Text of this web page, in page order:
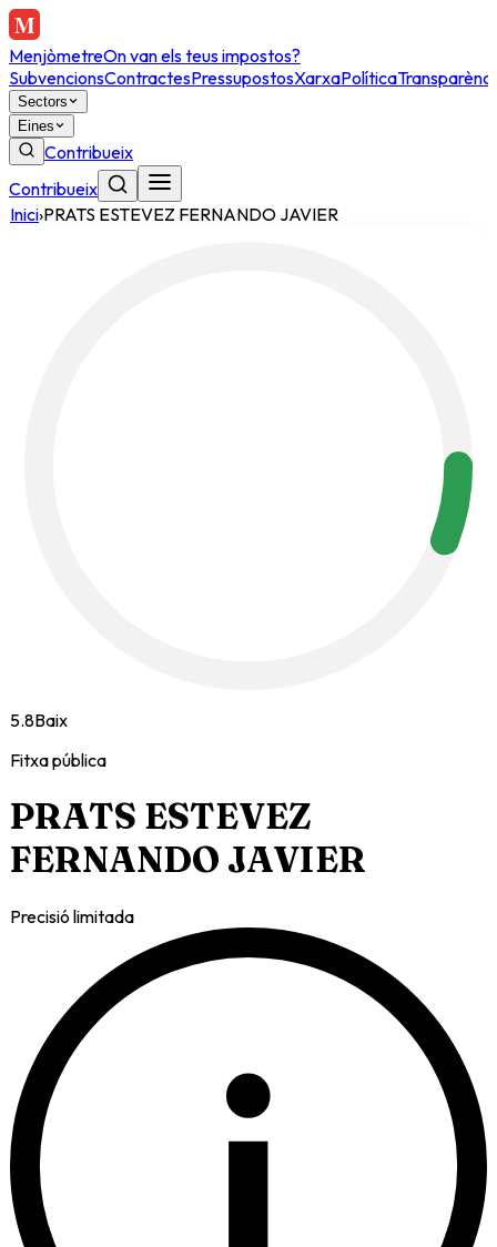
MenjòmetreOn van els teus impostos?
SubvencionsContractesPressupostosXarxaPolítica
Sectors
Eines
Contribueix
Contribueix
Inici›PRATS ESTEVEZ FERNANDO JAVIER
5.8Baix
Fitxa pública
PRATS ESTEVEZ
FERNANDO JAVIER
Precisió limitada